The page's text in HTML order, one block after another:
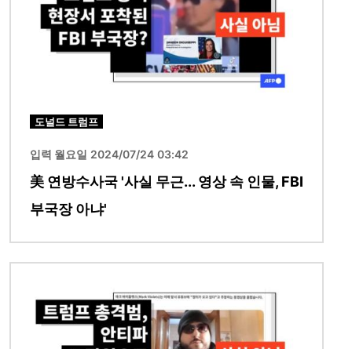
도널드 트럼프
입력 월요일 2024/07/24 03:42
美 연방수사국 '사실 무근... 영상 속 인물, FBI
부국장 아냐'